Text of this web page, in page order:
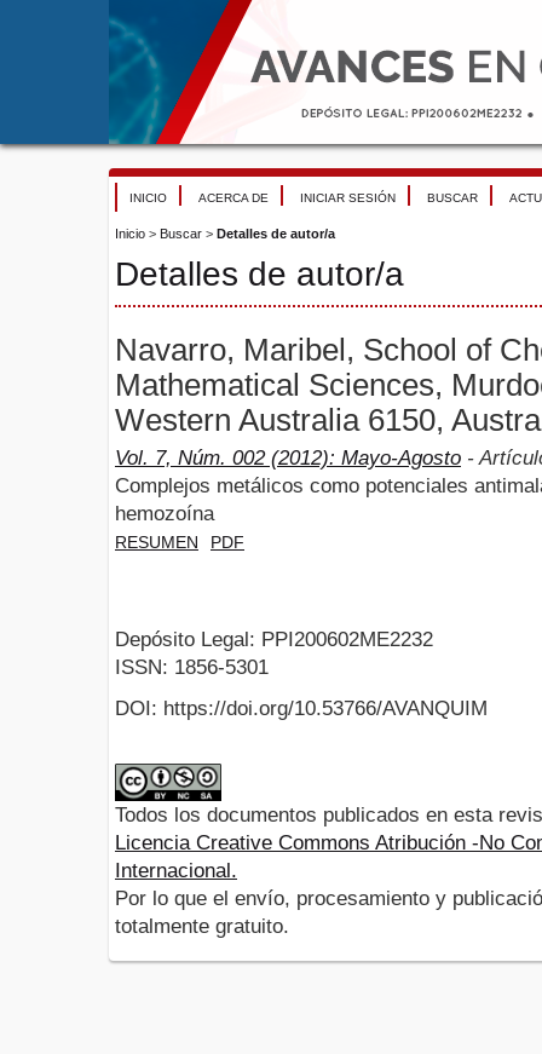
INICIO ACERCA DE INICIAR SESIÓN BUSCAR
Inicio > Buscar > Detalles de autor/a
Detalles de autor/a
Navarro, Maribel, School of
Mathematical Sciences,
Western Australia 6150,
Vol. 7, Núm. 002 (2012): Mayo-Agosto -
Complejos metálicos como potenciales
hemozoína
RESUMEN PDF
Depósito Legal: PPI200602ME2232
ISSN: 1856-5301
DOI: https://doi.org/10.53766/AVANQUIM
Todos los documentos publicados en esta
Licencia Creative Commons Atribución -No
Internacional.
Por lo que el envío, procesamiento y
totalmente gratuito.